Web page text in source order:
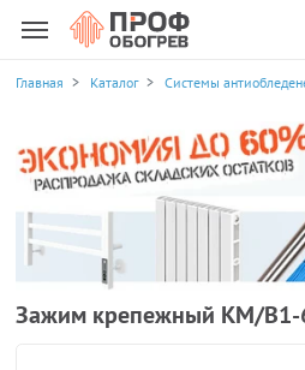
Главная Каталог Системы
Зажим крепежный КМ/В1-